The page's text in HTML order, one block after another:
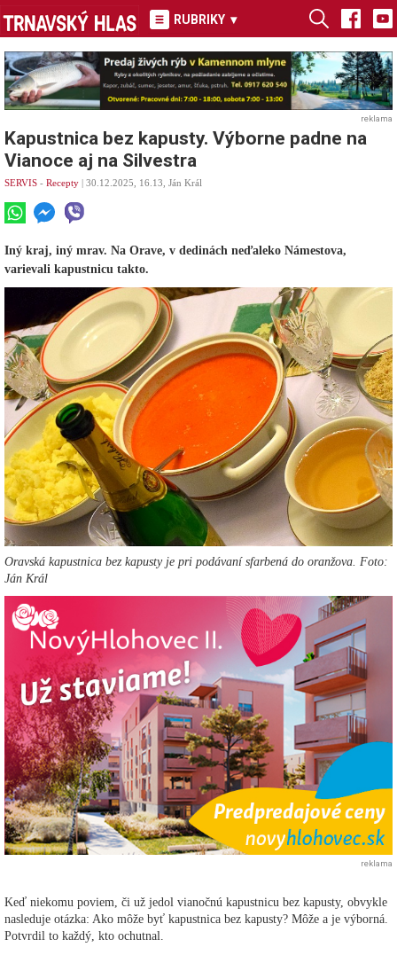
RUBRIKY ▾
reklama
Kapustnica bez kapusty. Výborne padne na
Vianoce aj na Silvestra
SERVIS - Recepty | 30.12.2025, 16.13, Ján Král
Iný kraj, iný mrav. Na Orave, v dedinách neďaleko Námestova,
varievali kapustnicu takto.
Oravská kapustnica bez kapusty je pri podávaní sfarbená do oranžova. Foto:
Ján Král
reklama
Keď niekomu poviem, či už jedol vianočnú kapustnicu bez kapusty, obvykle
nasleduje otázka: Ako môže byť kapustnica bez kapusty? Môže a je výborná.
Potvrdil to každý, kto ochutnal.